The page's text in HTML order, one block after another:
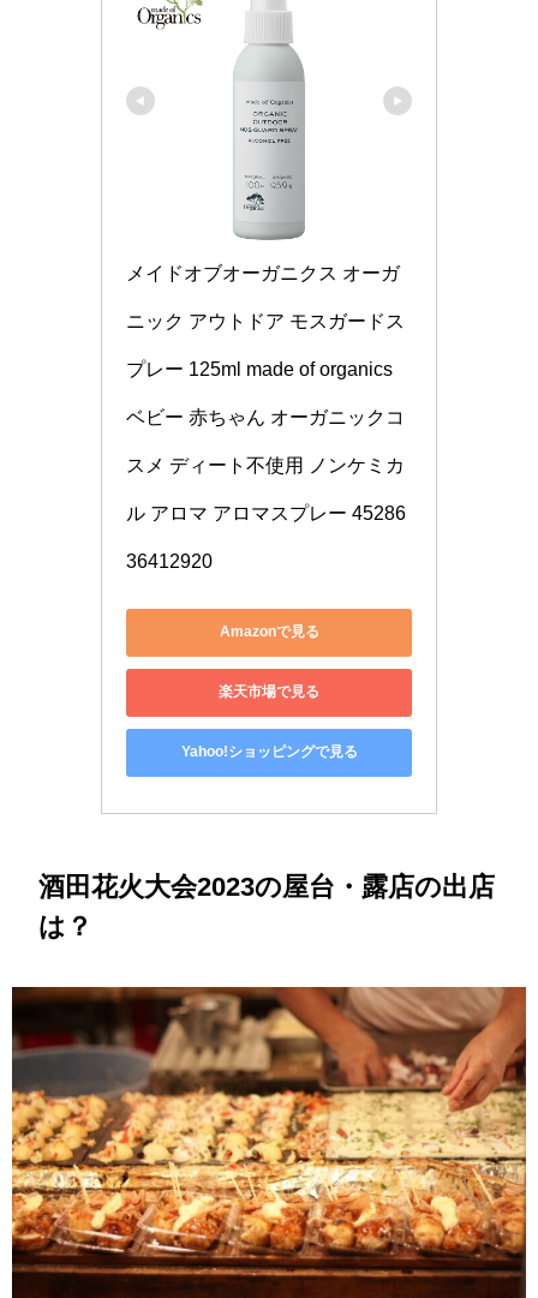
メイドオブオーガニクス オーガ
ニック アウトドア モスガードス
プレー 125ml made of organics
ベビー 赤ちゃん オーガニックコ
スメ ディート不使用 ノンケミカ
ル アロマ アロマスプレー 45286
36412920
Amazonで見る
楽天市場で見る
Yahoo!ショッピングで見る
酒田花火大会2023の屋台・露店の出店
は？